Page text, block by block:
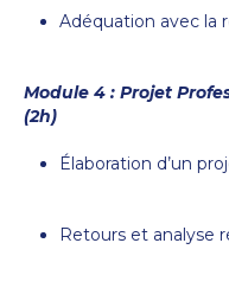
Adéquation avec la
Module 4 : Projet
(2h)
Élaboration d’un
Retours et analyse